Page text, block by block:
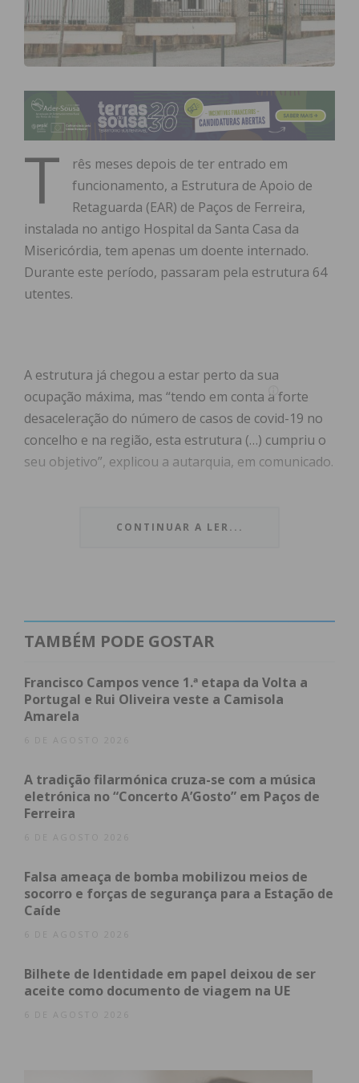
T
rês meses depois de ter entrado em
funcionamento, a Estrutura de Apoio de
Retaguarda (EAR) de Paços de Ferreira,
instalada no antigo Hospital da Santa Casa da
Misericórdia, tem apenas um doente internado.
Durante este período, passaram pela estrutura 64
utentes.
A estrutura já chegou a estar perto da sua
ocupação máxima, mas “tendo em conta a forte
desaceleração do número de casos de covid-19 no
concelho e na região, esta estrutura (…) cumpriu o
seu objetivo”, explicou a autarquia, em comunicado.
apenas um doente internado, a Câmara Municipal
Desde a sua abertura, no final de
passado, aEstrutura de Apoio de Retaguarda
recebeu um total de 64 doentes, “tendo aliviado
não só os problemas decorrentes da atividade dos
lares, mas também a pressão sobre os Hospitais do
Municipal.
Imediato
atualizada.
Eu li e concordo com ostermos e
CONTINUAR A LER...
TAMBÉM PODE GOSTAR
Francisco Campos vence 1.ª etapa da Volta a
Portugal e Rui Oliveira veste a Camisola
Amarela
6 DE AGOSTO 2026
A tradição filarmónica cruza-se com a música
eletrónica no “Concerto A’Gosto” em Paços de
Ferreira
6 DE AGOSTO 2026
Falsa ameaça de bomba mobilizou meios de
socorro e forças de segurança para a Estação de
Caíde
6 DE AGOSTO 2026
Bilhete de Identidade em papel deixou de ser
aceite como documento de viagem na UE
6 DE AGOSTO 2026